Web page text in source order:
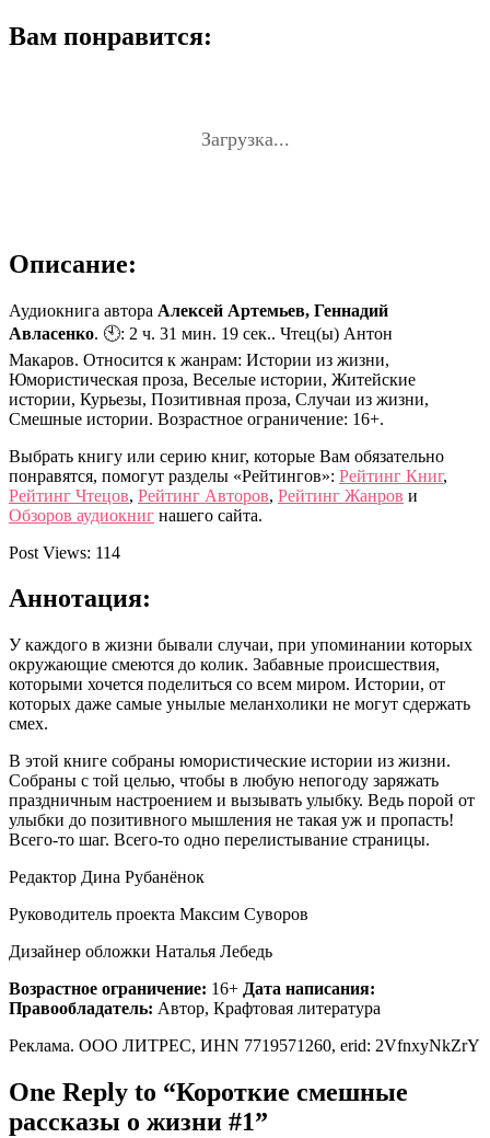
Вам понравится:
Загрузка...
Описание:
Аудиокнига автора Алексей Артемьев, Геннадий
Авласенко. 🕙: 2 ч. 31 мин. 19 сек.. Чтец(ы) Антон
Макаров. Относится к жанрам: Истории из жизни,
Юмористическая проза, Веселые истории, Житейские
истории, Курьезы, Позитивная проза, Случаи из жизни,
Смешные истории. Возрастное ограничение: 16+.
Выбрать книгу или серию книг, которые Вам обязательно
понравятся, помогут разделы «Рейтингов»: Рейтинг Книг,
Рейтинг Чтецов, Рейтинг Авторов, Рейтинг Жанров и
Обзоров аудиокниг нашего сайта.
Post Views: 114
Аннотация:
У каждого в жизни бывали случаи, при упоминании которых
окружающие смеются до колик. Забавные происшествия,
которыми хочется поделиться со всем миром. Истории, от
которых даже самые унылые меланхолики не могут сдержать
смех.
В этой книге собраны юмористические истории из жизни.
Собраны с той целью, чтобы в любую непогоду заряжать
праздничным настроением и вызывать улыбку. Ведь порой от
улыбки до позитивного мышления не такая уж и пропасть!
Всего-то шаг. Всего-то одно перелистывание страницы.
Редактор Дина Рубанёнок
Руководитель проекта Максим Суворов
Дизайнер обложки Наталья Лебедь
Возрастное ограничение: 16+ Дата написания:
Правообладатель: Автор, Крафтовая литература
Реклама. ООО ЛИТРЕС, ИНN 7719571260, erid: 2VfnxyNkZrY
One Reply to “Короткие смешные
рассказы о жизни #1”